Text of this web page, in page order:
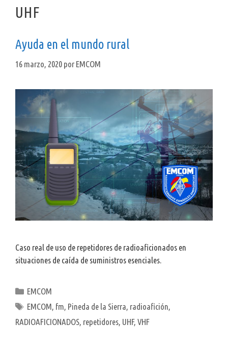
UHF
Ayuda en el mundo rural
16 marzo, 2020 por EMCOM
Caso real de uso de repetidores de radioaficionados en
situaciones de caída de suministros esenciales.
Categorías
EMCOM
Etiquetas
EMCOM fm Pineda de la Sierra radioafición
RADIOAFICIONADOS repetidores UHF, VHF